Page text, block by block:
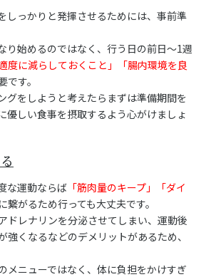
しっかりと発揮させるためには、事前準
り始めるのではなく、行う日の前日～1週
度に減らしておくこと」「腸内環境を良
です。
グをしようと考えたらまずは準備期間を
優しい食事を摂取するよう心がけましょ
な運動ならば 「筋肉量のキープ」「ダイ
に繋がるため行っても大丈夫です。
ドレナリンを分泌させてしまい、運動後
強くなるなどのデメリットがあるため、
メニューではなく、体に負担をかけすぎ